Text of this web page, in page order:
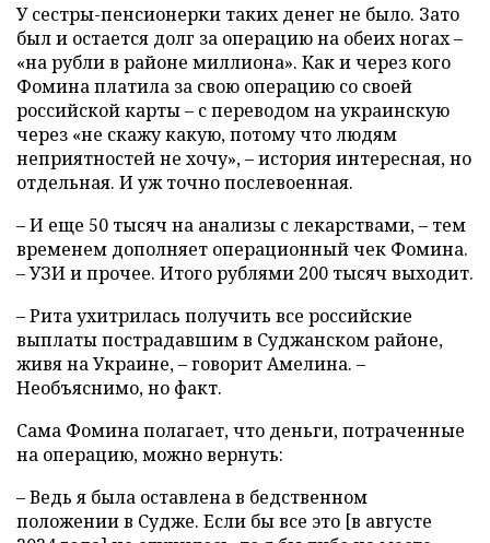
У сестры-пенсионерки таких денег не было. Зато
был и остается долг за операцию на обеих ногах –
«на рубли в районе миллиона». Как и через кого
Фомина платила за свою операцию со своей
российской карты – с переводом на украинскую
через «не скажу какую, потому что людям
неприятностей не хочу», – история интересная, но
отдельная. И уж точно послевоенная.
– И еще 50 тысяч на анализы с лекарствами, – тем
временем дополняет операционный чек Фомина.
– УЗИ и прочее. Итого рублями 200 тысяч выходит.
– Рита ухитрилась получить все российские
выплаты пострадавшим в Суджанском районе,
живя на Украине, – говорит Амелина. –
Необъяснимо, но факт.
Сама Фомина полагает, что деньги, потраченные
на операцию, можно вернуть:
– Ведь я была оставлена в бедственном
положении в Судже. Если бы все это [в августе